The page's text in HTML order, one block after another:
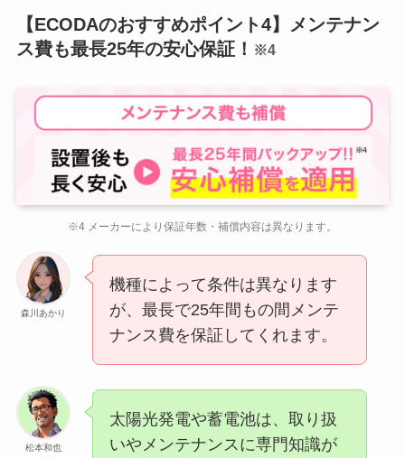
【ECODAのおすすめポイント4】メンテナン
ス費も最長25年の安心保証！ ※4
※4 メーカーにより保証年数・補償内容は異なります。
森川あかり
機種によって条件は異なります
が、最長で25年間もの間メンテ
ナンス費を保証してくれます。
松本和也
太陽光発電や蓄電池は、取り扱
いやメンテナンスに専門知識が